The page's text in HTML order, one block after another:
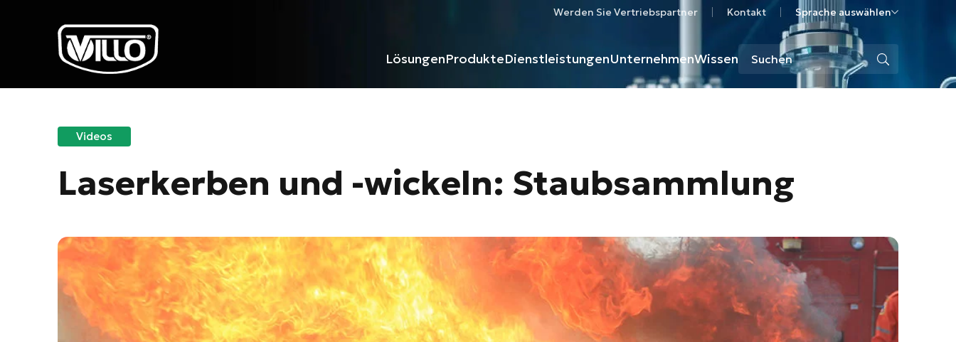
Werden Sie Vertriebspartner Kontakt Sprache auswählen
LösungenProdukteDienstleistungenUnternehmenWissen
Videos
Laserkerben und -wickeln: Staubsammlung